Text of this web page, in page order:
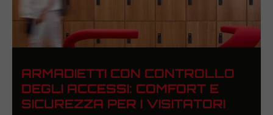
ARMADIETTI CON CONTROLLO
DEGLI ACCESSI: COMFORT E
SICUREZZA PER I VISITATORI